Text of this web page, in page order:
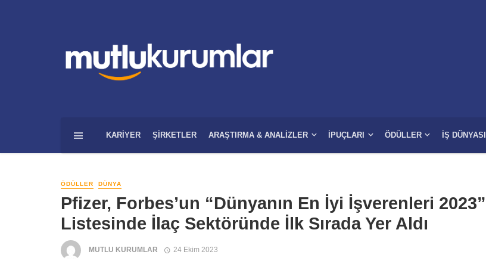
KARIYER ŞIRKETLER ARAŞTIRMA & ANALIZLER İPUÇLARI ÖDÜLLER İŞ DÜNYASI
ÖDÜLLER DÜNYA
Pfizer, Forbes’un “Dünyanın En İyi İşverenleri 2023”
Listesinde İlaç Sektöründe İlk Sırada Yer Aldı
MUTLU KURUMLAR 24 Ekim 2023